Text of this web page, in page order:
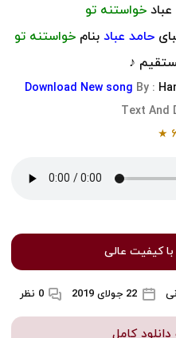
خواستنه تو
حامد عباد بنامخواستنه تو
♪
Download New song By :
Text And
★
با کیفیت عالی
22 جولای 2019 0 نظر
کامل